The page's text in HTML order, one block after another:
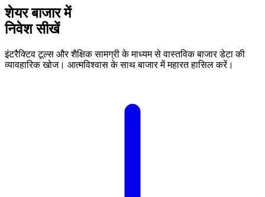
शेयर बाजार में
निवेश सीखें
इंटरैक्टिव टूल्स और शैक्षिक सामग्री के माध्यम से वास्तविक बाजार डेटा की
व्यावहारिक खोज। आत्मविश्वास के साथ बाजार में महारत हासिल करें।